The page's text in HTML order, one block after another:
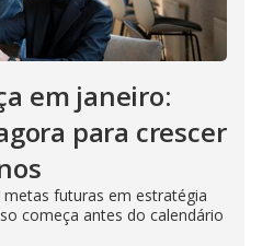
em janeiro:
para crescer
futuras em estratégia
começa antes do calendário